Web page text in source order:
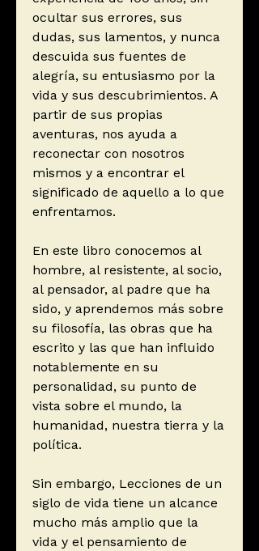
ocultar sus errores, sus
dudas, sus lamentos, y nunca
descuida sus fuentes de
alegría, su entusiasmo por la
vida y sus descubrimientos. A
partir de sus propias
aventuras, nos ayuda a
reconectar con nosotros
mismos y a encontrar el
significado de aquello a lo que
enfrentamos.
En este libro conocemos al
hombre, al resistente, al socio,
al pensador, al padre que ha
sido, y aprendemos más sobre
su filosofía, las obras que ha
escrito y las que han influido
notablemente en su
personalidad, su punto de
vista sobre el mundo, la
humanidad, nuestra tierra y la
política.
Sin embargo, Lecciones de un
siglo de vida tiene un alcance
mucho más amplio que la
vida y el pensamiento de